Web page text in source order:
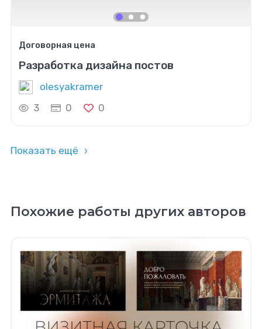
Договорная цена
Разработка дизайна постов
olesyakramer
3
0 0
Показать ещё
Похожие работы других авторов